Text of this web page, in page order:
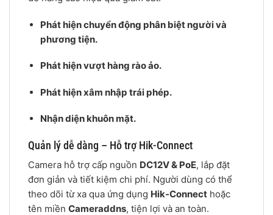
Phát hiện chuyển động phân biệt người và
phương tiện.
Phát hiện vượt hàng rào ảo.
Phát hiện xâm nhập trái phép.
Nhận diện khuôn mặt.
Quản lý dễ dàng – Hỗ trợ Hik-Connect
Camera hỗ trợ cấp nguồn DC12V & PoE, lắp đặt
đơn giản và tiết kiệm chi phí. Người dùng có thể
theo dõi từ xa qua ứng dụng Hik-Connect hoặc
tên miền Cameraddns, tiện lợi và an toàn.